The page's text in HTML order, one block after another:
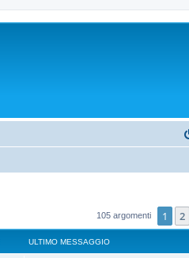
105 argomenti 1 2
ULTIMO MESSAGGIO